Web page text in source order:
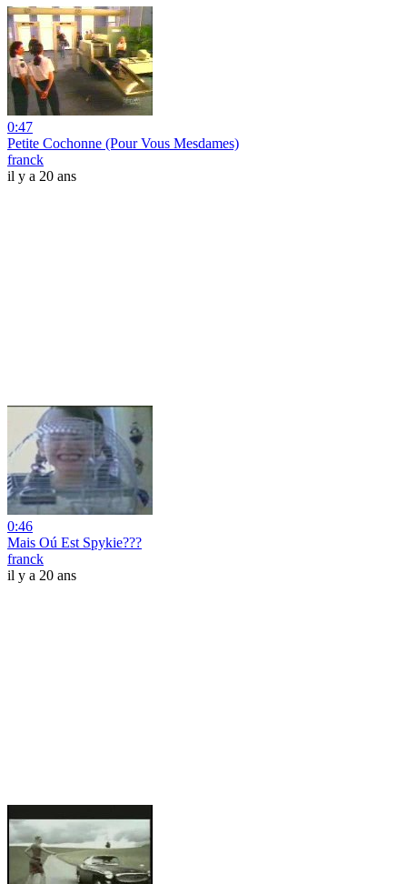
0:47
Petite Cochonne (Pour Vous Mesdames)
franck
il y a 20 ans
0:46
Mais Oú Est Spykie???
franck
il y a 20 ans